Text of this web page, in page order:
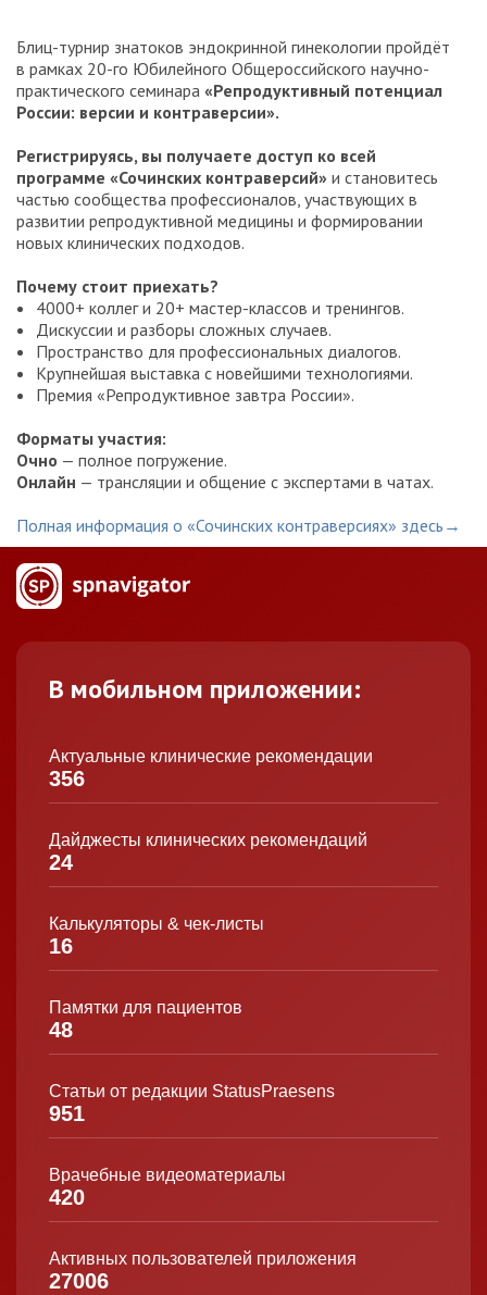
Блиц-турнир знатоков эндокринной гинекологии пройдёт
в рамках 20-го Юбилейного Общероссийского научно-
практического семинара «Репродуктивный потенциал
России: версии и контраверсии».
Регистрируясь, вы получаете доступ ко всей
программе «Сочинских контраверсий» и становитесь
частью сообщества профессионалов, участвующих в
развитии репродуктивной медицины и формировании
новых клинических подходов.
Почему стоит приехать?
4000+ коллег и 20+ мастер-классов и тренингов.
Дискуссии и разборы сложных случаев.
Пространство для профессиональных диалогов.
Крупнейшая выставка с новейшими технологиями.
Премия «Репродуктивное завтра России».
Форматы участия:
Очно — полное погружение.
Онлайн — трансляции и общение с экспертами в чатах.
Полная информация о «Сочинских контраверсиях» здесь→
В мобильном приложении:
Актуальные клинические рекомендации
356
Дайджесты клинических рекомендаций
24
Калькуляторы & чек-листы
16
Памятки для пациентов
48
Статьи от редакции StatusPraesens
951
Врачебные видеоматериалы
420
Активных пользователей приложения
27006